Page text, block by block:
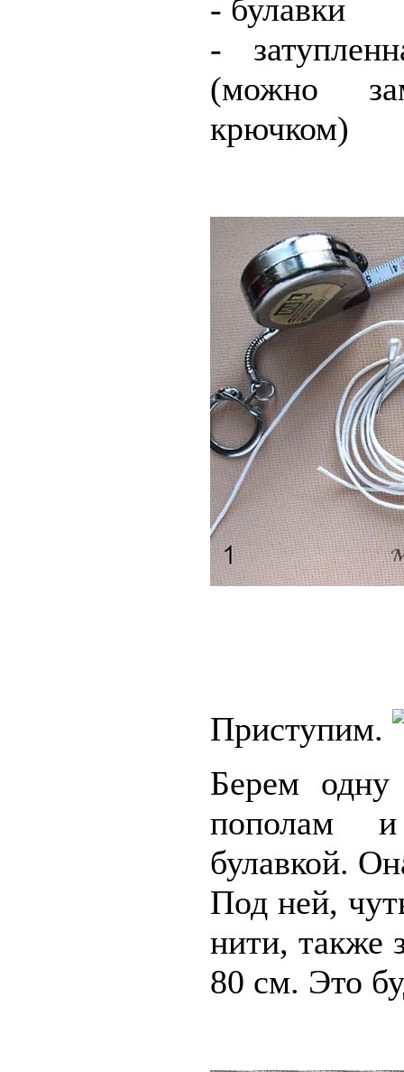
- булавки
-
(можно
крючком)
Приступим.
Берем
пополам
булавкой.
Под ней,
нити, также
80 см. Это